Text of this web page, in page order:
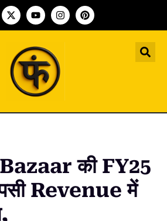
की FY25
Revenue में